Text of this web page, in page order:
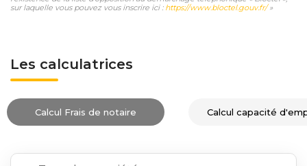
sur laquelle vous pouvez vous inscrire ici : https://www.bloctel.gouv.fr/»
Les calculatrices
Calcul Frais de notaire Calcul capacité